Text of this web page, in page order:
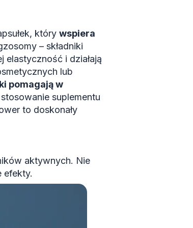
który wspiera
– składniki
i działają
lub
pomagają w
suplementu
to doskonały
aktywnych. Nie
efekty.